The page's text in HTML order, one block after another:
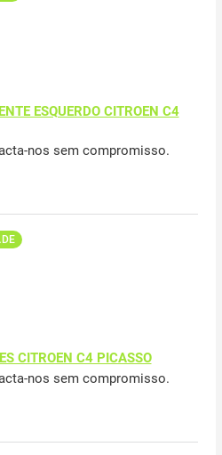
ESQUERDO CITROEN C4
nos sem compromisso.
CITROEN C4 PICASSO
nos sem compromisso.